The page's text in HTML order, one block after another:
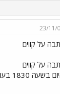
23/11/
על קווים
על קווים
3 בחדשות המקומיות כתבה על קווים ובה איך הם מנצלים נהגים ועושקים אותם . כדאי לראות .